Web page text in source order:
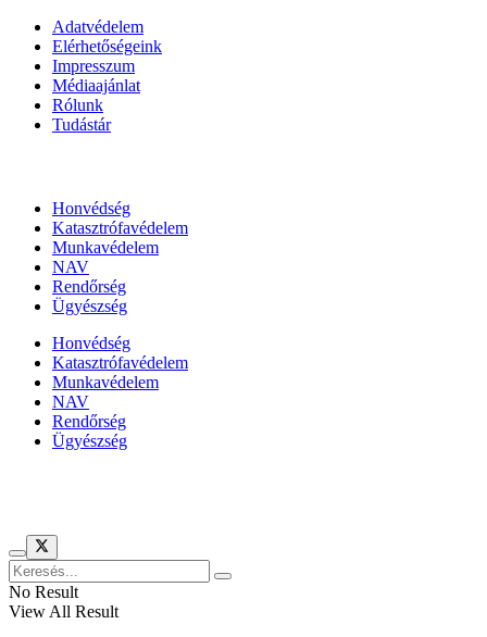
Adatvédelem
Elérhetőségeink
Impresszum
Médiaajánlat
Rólunk
Tudástár
Honvédség
Katasztrófavédelem
Munkavédelem
NAV
Rendőrség
Ügyészség
Honvédség
Katasztrófavédelem
Munkavédelem
NAV
Rendőrség
Ügyészség
No Result
View All Result